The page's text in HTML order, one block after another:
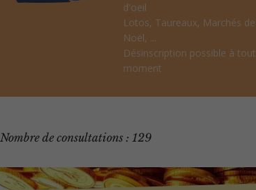
d'oeil
Lotos, Taureaux, Marchés de
Noël, ...
Désinscription possible à tout
moment
Nombre de consultations : 129